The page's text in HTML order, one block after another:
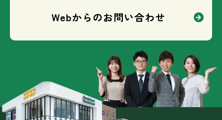
Webからのお問い合わせ